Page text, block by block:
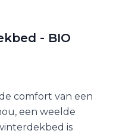
- BIO
comfort van een
een weelde
is